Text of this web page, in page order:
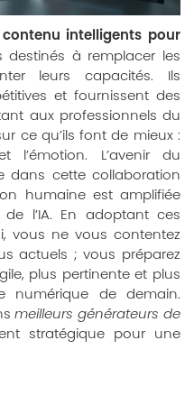
intelligents pour
à remplacer les
leurs capacités. Ils
et fournissent des
aux professionnels du
ce qu’ils font de mieux :
L’avenir du
dans cette collaboration
humaine est amplifiée
l’IA. En adoptant ces
vous ne vous contentez
actuels ; vous préparez
plus pertinente et plus
numérique de demain.
meilleurs générateurs de
stratégique pour une